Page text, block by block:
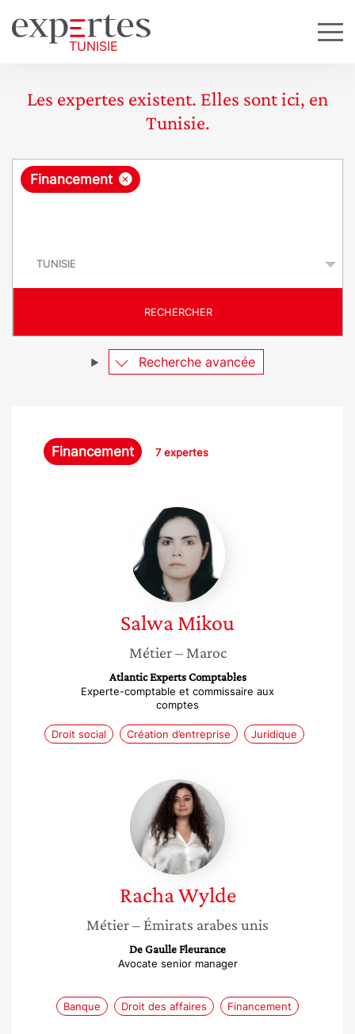
Les expertes existent. Elles sont ici, en
Tunisie.
R
ê
e
×
Financement
RECHERCHER
Recherche avancée
Financement 7 expertes
Salwa
Mikou
SalwaMikou
Métier – Maroc
Atlantic Experts Comptables
Experte-comptable et commissaire aux
comptes
Droit social Création d’entreprise Juridique
Racha
Wylde
RachaWylde
Métier– Émirats arabes unis
De Gaulle Fleurance
Avocate senior manager
Banque Droit des affaires Financement